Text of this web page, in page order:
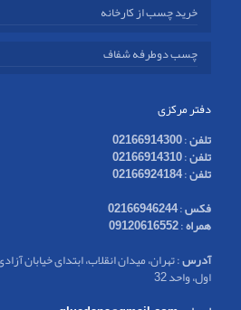
خرید چسب از کارخانه
چسب دوطرفه شفاف
دفتر مرکزی
تلفن:
02166914300
تلفن:
02166914310
تلفن:
02166924184
فکس:
02166946244
همراه:
09120616552
آدرس
اول، واحد 32